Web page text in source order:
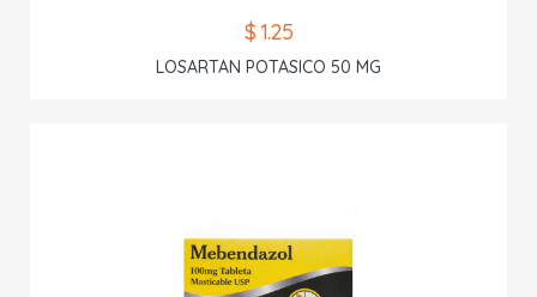
$ 1.25
LOSARTAN POTASICO 50 MG